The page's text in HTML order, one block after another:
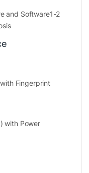
cả công việc
đặc biệt
tạo.
chống chói
mạnh trở nên
không chỉ
còn lý
and Software1-2
Fingerprint
with Power